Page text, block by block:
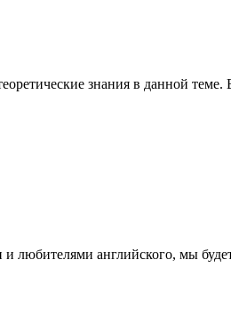
знания в данной теме.
любителями английского, мы